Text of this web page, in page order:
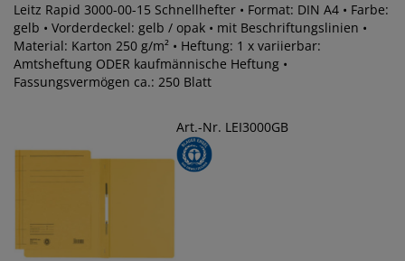
Leitz Rapid 3000-00-15 Schnellhefter • Format: DIN A4 • Farbe:
gelb • Vorderdeckel: gelb / opak • mit Beschriftungslinien •
Material: Karton 250 g/m² • Heftung: 1 x variierbar:
Amtsheftung ODER kaufmännische Heftung •
Fassungsvermögen ca.: 250 Blatt
Art.-Nr. LEI3000GB